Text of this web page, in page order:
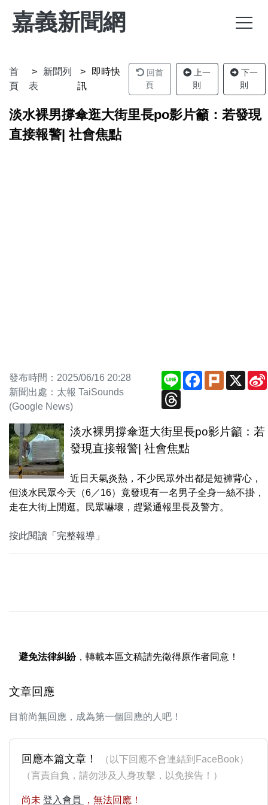
嘉義新聞網
首
頁
新聞列
表
即時快
訊
回首
頁
上一
則
下一
則
淡水裸男撐傘逛大街里長po影片籲：若發現
直接報警| 社會焦點
發布時間：2025/06/16 20:28
新聞出處：太報 TaiSounds
(Google News)
Line Facebook
PlurkX
Threads
淡水裸男撐傘逛大街里長po影片籲：若
發現直接報警| 社會焦點
近日天氣炎熱，不少民眾外出都是短褲背心，
但淡水民眾今天（6／16）竟發現有一名男子全身一絲不掛，
走在大街上閒逛。民眾嚇壞，趕緊通報里長及警方。
按此閱讀「完整報導」
避免法律糾紛，轉載本區文稿請先徵得原作者同意！
文章回應
目前尚無回應，成為第一個回應的人吧！
回應本篇文章！
（以下回應不會連結到FaceBook）
（言責自負，請勿涉及人身攻擊，以免挨告！）
尚未 登入會員 ，無法回應！